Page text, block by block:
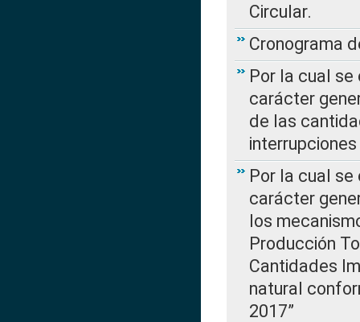
Circular.
Cronograma
Por la cual
carácter
de las
Por la cual
carácter
los
Producción
Cantidades
natural
2017”